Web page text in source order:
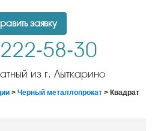
заявку
222-58-30
из г. Лыткарино
> Черный металлопрокат > Квадрат